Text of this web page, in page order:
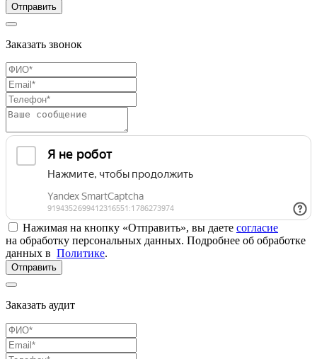
Отправить
Заказать звонок
Нажимая на кнопку «Отправить», вы даете согласие
на обработку персональных данных. Подробнее об обработке
данных в Политике.
Отправить
Заказать аудит